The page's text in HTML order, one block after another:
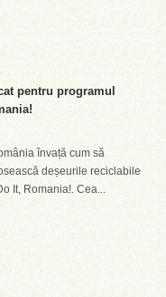
pentru programul
învață cum să
deșeurile reciclabile
It, Romania!. Cea...